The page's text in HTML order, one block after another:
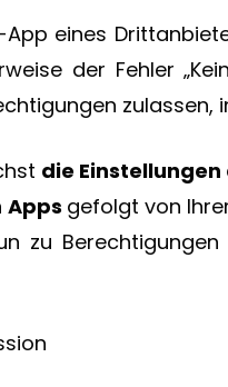
eines
der Fehler
die Einstellungen
Apps gefolgt von
zu